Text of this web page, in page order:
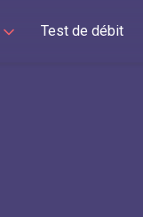
Test de débit